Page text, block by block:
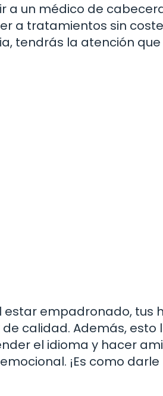
a un médico de
a tratamientos sin coste
tendrás la atención que
estar empadronado, tus
calidad. Además, esto
el idioma y hacer
¡Es como darle